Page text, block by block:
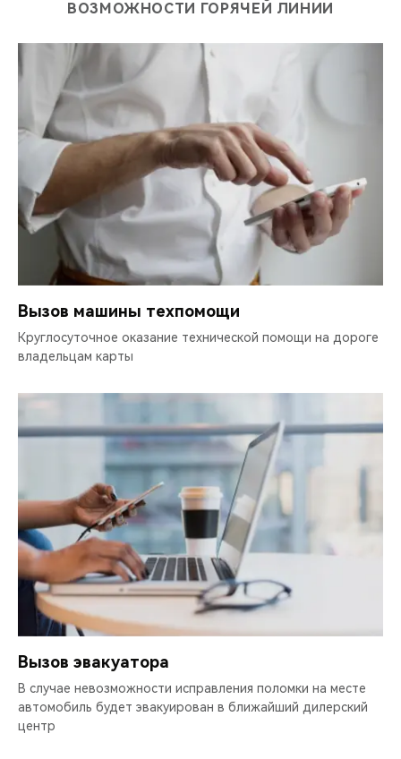
ВОЗМОЖНОСТИ ГОРЯЧЕЙ ЛИНИИ
Вызов машины техпомощи
Круглосуточное оказание технической помощи на дороге
владельцам карты
Вызов эвакуатора
В случае невозможности исправления поломки на месте
автомобиль будет эвакуирован в ближайший дилерский
центр